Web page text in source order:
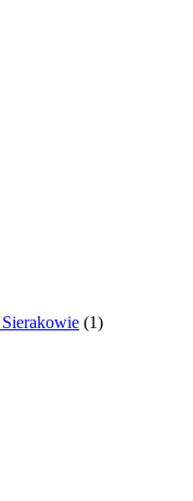
(1)